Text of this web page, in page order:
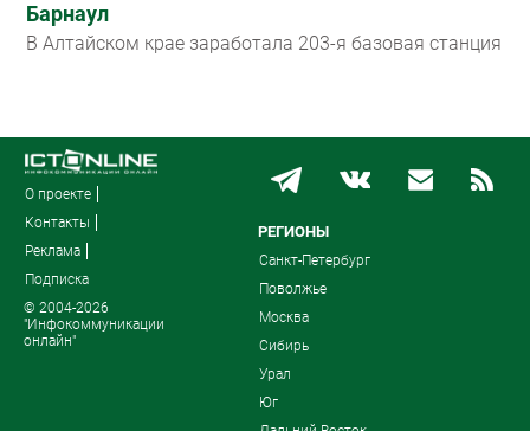
Барнаул
В Алтайском крае заработала 203-я базовая станция
О проекте
Контакты
Реклама
Подписка
© 2004-2026
"Инфокоммуникации
онлайн"
РЕГИОНЫ
Санкт-Петербург
Поволжье
Москва
Сибирь
Урал
Юг